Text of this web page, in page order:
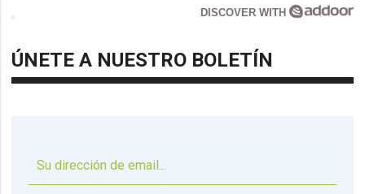
DISCOVER WITH
ÚNETE A NUESTRO BOLETÍN